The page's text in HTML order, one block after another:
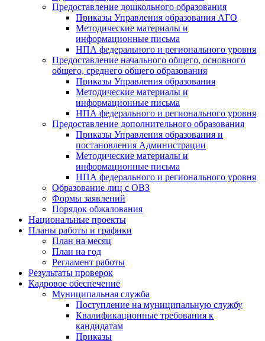
Предоставление дошкольного образования
Приказы Управления образования АГО
Методические материалы и
информационные письма
НПА федерального и регионального уровня
Предоставление начального общего, основного
общего, среднего общего образования
Приказы Управления образования
Методические материалы и
информационные письма
НПА федерального и регионального уровня
Предоставление дополнительного образования
Приказы Управления образования и
постановления Администрации
Методические материалы и
информационные письма
НПА федерального и регионального уровня
Образование лиц с ОВЗ
Формы заявлений
Порядок обжалования
Национальные проекты
Планы работы и графики
План на месяц
План на год
Регламент работы
Результаты проверок
Кадровое обеспечение
Муниципальная служба
Поступление на муниципальную службу
Квалификационные требования к
кандидатам
Приказы